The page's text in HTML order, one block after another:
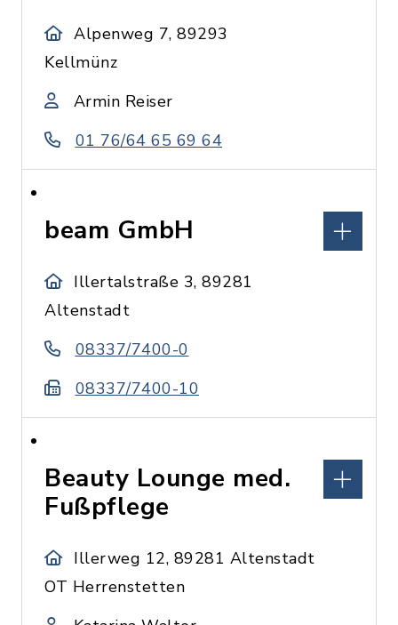
Alpenweg 7, 89293
Kellmünz
Armin Reiser
01 76/64 65 69 64
beam GmbH
Illertalstraße 3, 89281
Altenstadt
08337/7400-0
08337/7400-10
Beauty Lounge med.
Fußpflege
Illerweg 12, 89281 Altenstadt
OT Herrenstetten